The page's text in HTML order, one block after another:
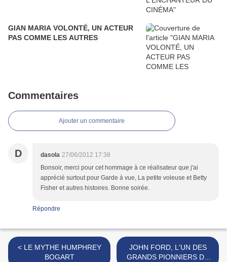
GIAN MARIA VOLONTÉ, UN ACTEUR
PAS COMME LES AUTRES
Commentaires
Ajouter un commentaire
D dasola 27/06/2012 17:38
Bonsoir, merci pour cet hommage à ce réalisateur que j'ai
apprécié surtout pour Garde à vue, La petite voleuse et Betty
Fisher et autres histoires. Bonne soirée.
Répondre
< LE MYTHE HUMPHREY
BOGART
JOHN FORD, L'UN DES
GRANDS PIONNIERS DU